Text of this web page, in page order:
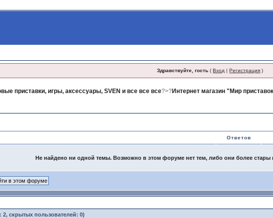
Здравствуйте, гость (Вход |Регистрация )
приставки, игры, аксессуары, SVEN и все все все?>?Интернет магазин "Мир
Ответов
Не найдено ни одной темы. Возможно в этом форуме нет тем, либо они более стары
2, скрытых пользователей: 0)